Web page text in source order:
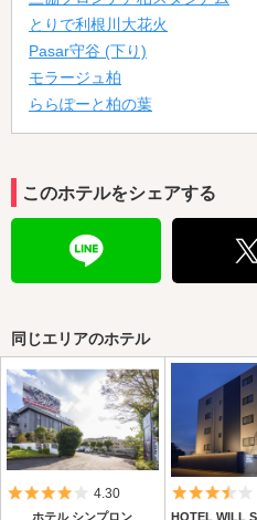
とりで利根川大花火
Pasar守谷 (下り)
モラージュ柏
ららぽーと柏の葉
このホテルをシェアする
同じエリアのホテル
5つ星のうち4
4.30
ホテル シンプロン